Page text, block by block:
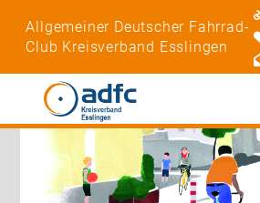
Allgemeiner Deutscher Fahrrad-
Club Kreisverband Esslingen